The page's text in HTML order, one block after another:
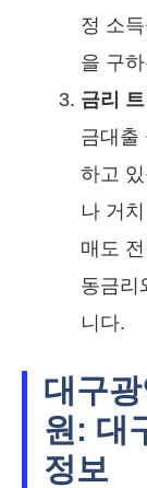
정 소
을 구
금리
금대출
하고
나 거
매도
동금리
니다.
대구
원: 대
정보